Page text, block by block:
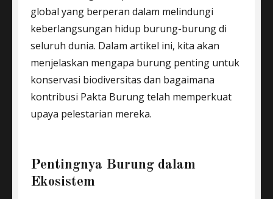
global yang berperan dalam melindungi
keberlangsungan hidup burung-burung di
seluruh dunia. Dalam artikel ini, kita akan
menjelaskan mengapa burung penting untuk
konservasi biodiversitas dan bagaimana
kontribusi Pakta Burung telah memperkuat
upaya pelestarian mereka.
Pentingnya Burung dalam
Ekosistem